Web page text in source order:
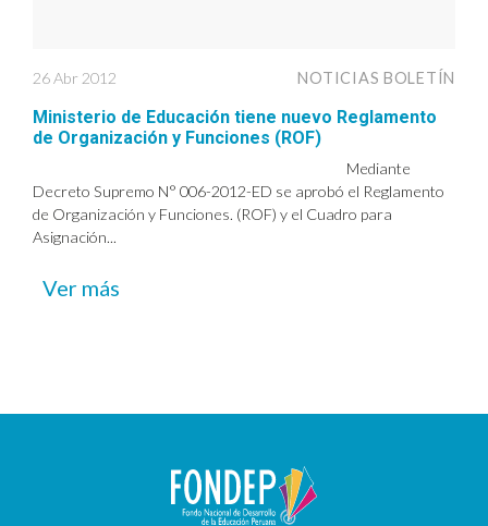
26 Abr 2012 NOTICIAS BOLETÍN
Ministerio de Educación tiene nuevo Reglamento
de Organización y Funciones (ROF)
Mediante
Decreto Supremo N° 006-2012-ED se aprobó el Reglamento
de Organización y Funciones. (ROF) y el Cuadro para
Asignación...
Ver más